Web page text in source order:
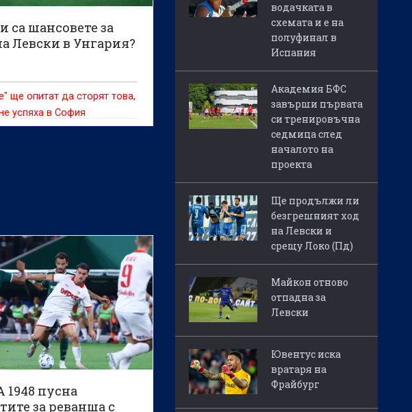
са шансовете за
Левски в Унгария?
ще опитат да сторят това,
успяха в София
1948 пусна
за реванша с
водачката в
схемата и е на
полуфинал в
Испания
Академия БФС
завърши първата
си тренировъчна
седмица след
началото на
проекта
Ще продължи ли
безгрешният ход
на Левски и
срещу Локо (Пд)
Майкон отново
отпадна за
Левски
Ювентус иска
вратаря на
Фрайбург